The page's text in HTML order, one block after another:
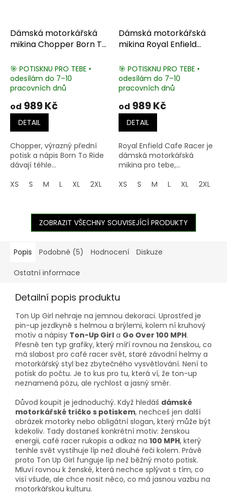
Dámská motorkářská
mikina Chopper Born To
🎯 POTISKNU PRO TEBE •
odesílám do 7–10
pracovních dnů
od 989 Kč
DETAIL
Chopper, výrazný přední
potisk a nápis Born To Ride
dávají téhle...
XS
S M L XL 2XL 3XL 4XL 5XL
Dámská motorkářská
mikina Royal Enfield
🎯 POTISKNU PRO TEBE •
odesílám do 7–10
pracovních dnů
od 989 Kč
DETAIL
Royal Enfield Cafe Racer je
dámská motorkářská
mikina pro tebe,...
XS
S M L XL 2XL
ZOBRAZIT VŠECHNY SOUVISEJÍCÍ PRODUKTY
Popis Podobné (5) Hodnocení Diskuze
Ostatní informace
Detailní popis produktu
Ton Up Girl nehraje na jemnou dekoraci. Uprostřed je
pin-up jezdkyně s helmou a brýlemi, kolem ní kruhový
motiv a nápisy Ton-Up Girl a Go Over 100 MPH.
Přesně ten typ grafiky, který míří rovnou na ženskou, co
má slabost pro café racer svět, staré závodní helmy a
motorkářský styl bez zbytečného vysvětlování. Není to
potisk do počtu. Je to kus pro tu, která ví, že ton-up
neznamená pózu, ale rychlost a jasný směr.
Důvod koupit je jednoduchý. Když hledáš dámské
motorkářské tričko s potiskem, nechceš jen další
obrázek motorky nebo obligátní slogan, který může být
kdekoliv. Tady dostaneš konkrétní motiv: ženskou
energii, café racer rukopis a odkaz na 100 MPH, který
tenhle svět vystihuje líp než dlouhé řeči kolem. Právě
proto Ton Up Girl funguje líp než běžný moto potisk.
Mluví rovnou k ženské, která nechce splývat s tím, co
visí všude, ale chce nosit něco, co má jasnou vazbu na
motorkářskou kulturu.